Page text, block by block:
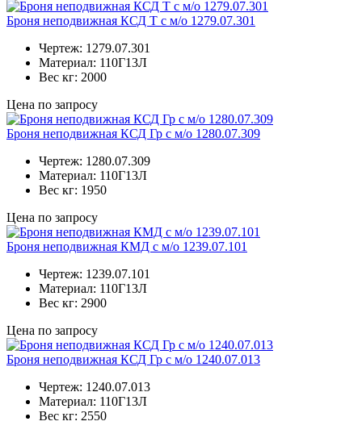
Броня неподвижная КСД Т с м/о 1279.07.301
Чертеж: 1279.07.301
Материал: 110Г13Л
Вес кг: 2000
Цена по запросу
Броня неподвижная КСД Гр с м/о 1280.07.309
Чертеж: 1280.07.309
Материал: 110Г13Л
Вес кг: 1950
Цена по запросу
Броня неподвижная КМД с м/о 1239.07.101
Чертеж: 1239.07.101
Материал: 110Г13Л
Вес кг: 2900
Цена по запросу
Броня неподвижная КСД Гр с м/о 1240.07.013
Чертеж: 1240.07.013
Материал: 110Г13Л
Вес кг: 2550